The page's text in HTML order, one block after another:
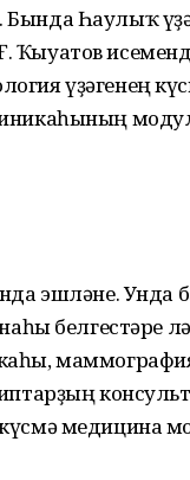
Һаулыҡ
үҙәгенең
эшләне. Унда
белгестәре
медицина